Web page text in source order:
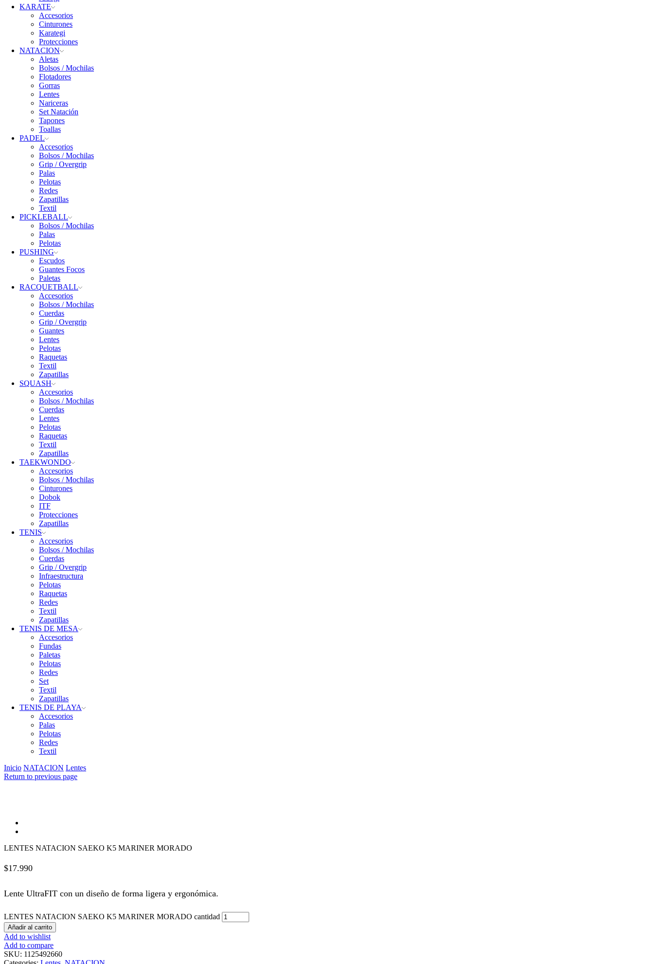
KARATE
Accesorios
Cinturones
Karategi
Protecciones
NATACION
Aletas
Bolsos / Mochilas
Flotadores
Gorras
Lentes
Nariceras
Set Natación
Tapones
Toallas
PADEL
Accesorios
Bolsos / Mochilas
Grip / Overgrip
Palas
Pelotas
Redes
Zapatillas
Textil
PICKLEBALL
Bolsos / Mochilas
Palas
Pelotas
PUSHING
Escudos
Guantes Focos
Paletas
RACQUETBALL
Accesorios
Bolsos / Mochilas
Cuerdas
Grip / Overgrip
Guantes
Lentes
Pelotas
Raquetas
Textil
Zapatillas
SQUASH
Accesorios
Bolsos / Mochilas
Cuerdas
Lentes
Pelotas
Raquetas
Textil
Zapatillas
TAEKWONDO
Accesorios
Bolsos / Mochilas
Cinturones
Dobok
ITF
Protecciones
Zapatillas
TENIS
Accesorios
Bolsos / Mochilas
Cuerdas
Grip / Overgrip
Infraestructura
Pelotas
Raquetas
Redes
Textil
Zapatillas
TENIS DE MESA
Accesorios
Fundas
Paletas
Pelotas
Redes
Set
Textil
Zapatillas
TENIS DE PLAYA
Accesorios
Palas
Pelotas
Redes
Textil
Inicio NATACION Lentes
Return to previous page
LENTES NATACION SAEKO K5 MARINER MORADO
$17.990
Lente UltraFIT con un diseño de forma ligera y ergonómica.
LENTES NATACION SAEKO K5 MARINER MORADO cantidad
Añadir al carrito
Add to wishlist
Add to compare
SKU: 1125492660